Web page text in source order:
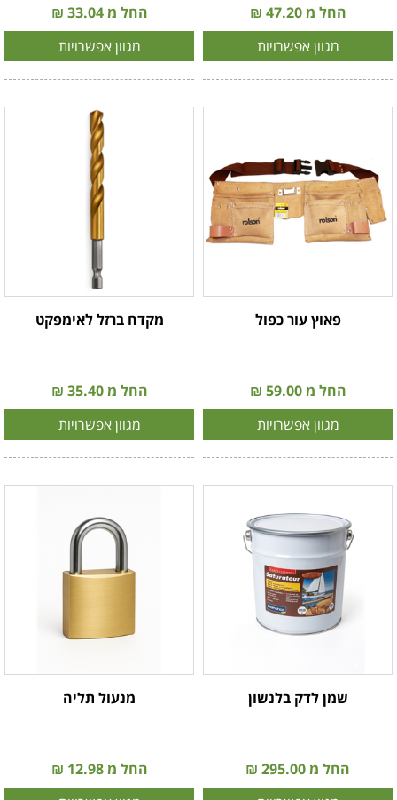
החל מ 47.20 ₪
מגוון אפשרויות
החל מ 33.04 ₪
מגוון אפשרויות
פאוץ עור כפול
החל מ 59.00 ₪
מגוון אפשרויות
מקדח ברזל לאימפקט
החל מ 35.40 ₪
מגוון אפשרויות
שמן לדק בלנשון
החל מ 295.00 ₪
מנעול תליה
החל מ 12.98 ₪